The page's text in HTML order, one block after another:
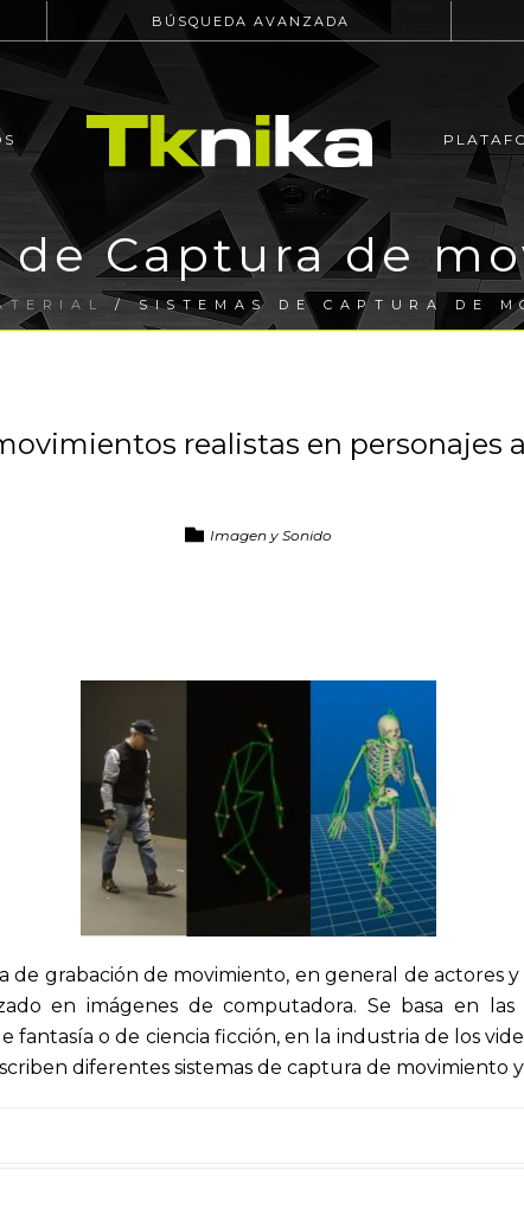
BÚSQUEDA AVANZADA
de Captura de
/ SISTEMAS DE CAPTURA DE
realistas en personajes
Imagen y Sonido
grabación de movimiento, en general de actores
en imágenes de computadora. Se basa en
o de ciencia ficción, en la industria de los
diferentes sistemas de captura de movimiento